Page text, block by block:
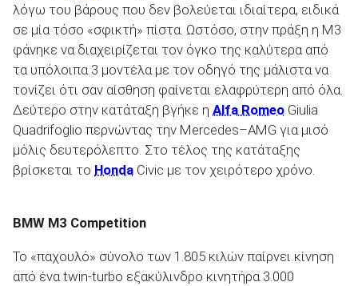
Μεταχειρισμένα
ΑΝΑΖΗΤΗΣΗ
λόγω του βάρους που δεν βολεύεται ιδιαίτερα, ειδικά
σε μία τόσο «σφικτή» πίστα. Ωστόσο, στην πράξη η M3
φάνηκε να διαχειρίζεται τον όγκο της καλύτερα από
τα υπόλοιπα 3 μοντέλα με τον οδηγό της μάλιστα να
τονίζει ότι σαν αίσθηση φαίνεται ελαφρύτερη από όλα.
Δεύτερο στην κατάταξη βγήκε η Alfa Romeo Giulia
Quadrifogliο περνώντας την Mercedes–AMG για μισό
μόλις δευτερόλεπτο. Στο τέλος της κατάταξης
βρίσκεται το Honda Civic με τον χειρότερο χρόνο.
ΒΜW M3 Competition
Το «παχουλό» σύνολο των 1.805 κιλών παίρνει κίνηση
από ένα twin-turbo εξακύλινδρο κινητήρα 3.000